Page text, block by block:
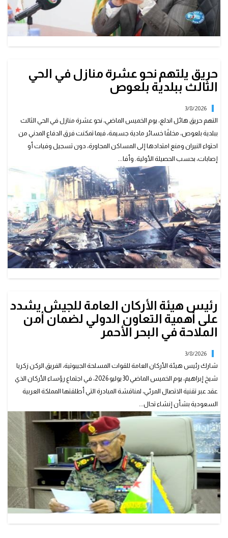
حريق يلتهم نحو عشرة منازل في الحي
الثالث ببلدية بلعوص
3/8/2026
التهم حريق هائل اندلع، يوم الخميس الماضي، نحو عشرة منازل في الحي الثالث
ببلدية بلعوص، مخلفًا خسائر مادية جسيمة، فيما تمكنت فرق الدفاع المدني من
احتواء النيران ومنع امتدادها إلى المساكن المجاورة، دون تسجيل وفيات أو
إصابات، بحسب الحصيلة الأولية. وأفا...
رئيس هيئة الأركان العامة للجيش يشدد
على أهمية التعاون الدولي لضمان أمن
الملاحة في البحر الأحمر
3/8/2026
شارك رئيس هيئة الأركان العامة للقوات المسلحة الجيبوتية، الفريق الركن زكريا
شيخ إبراهيم، يوم الخميس الماضي 30 يوليو 2026، في اجتماع رؤساء الأركان الذي
عقد عبر تقنية الاتصال المرئي، لمناقشة المبادرة التي أطلقتها المملكة العربية
السعودية بشأن إنشاء تحال...